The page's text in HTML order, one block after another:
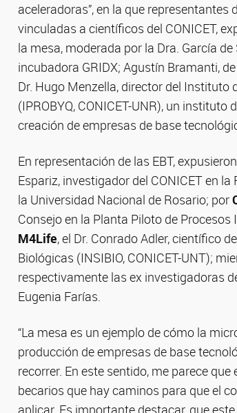
aceleradoras”, en la que
vinculadas a científicos del CONICET,
la mesa, moderada por la Dra. García
incubadora GRIDX; Agustín Bramanti,
Dr. Hugo Menzella, director del
(IPROBYQ, CONICET-UNR), un
creación de empresas de base
En representación de las EBT,
Espariz, investigador del CONICET en
la Universidad Nacional de Rosario; por
Consejo en la Planta Piloto de
M4Life, el Dr. Conrado Adler, científico
Biológicas (INSIBIO, CONICET-UNT);
respectivamente las ex investigadoras
Eugenia Farías.
“La mesa es un ejemplo de cómo la
producción de empresas de base
recorrer. En este sentido, me parece
becarios que hay caminos para que el
aplicar. Es importante destacar, que